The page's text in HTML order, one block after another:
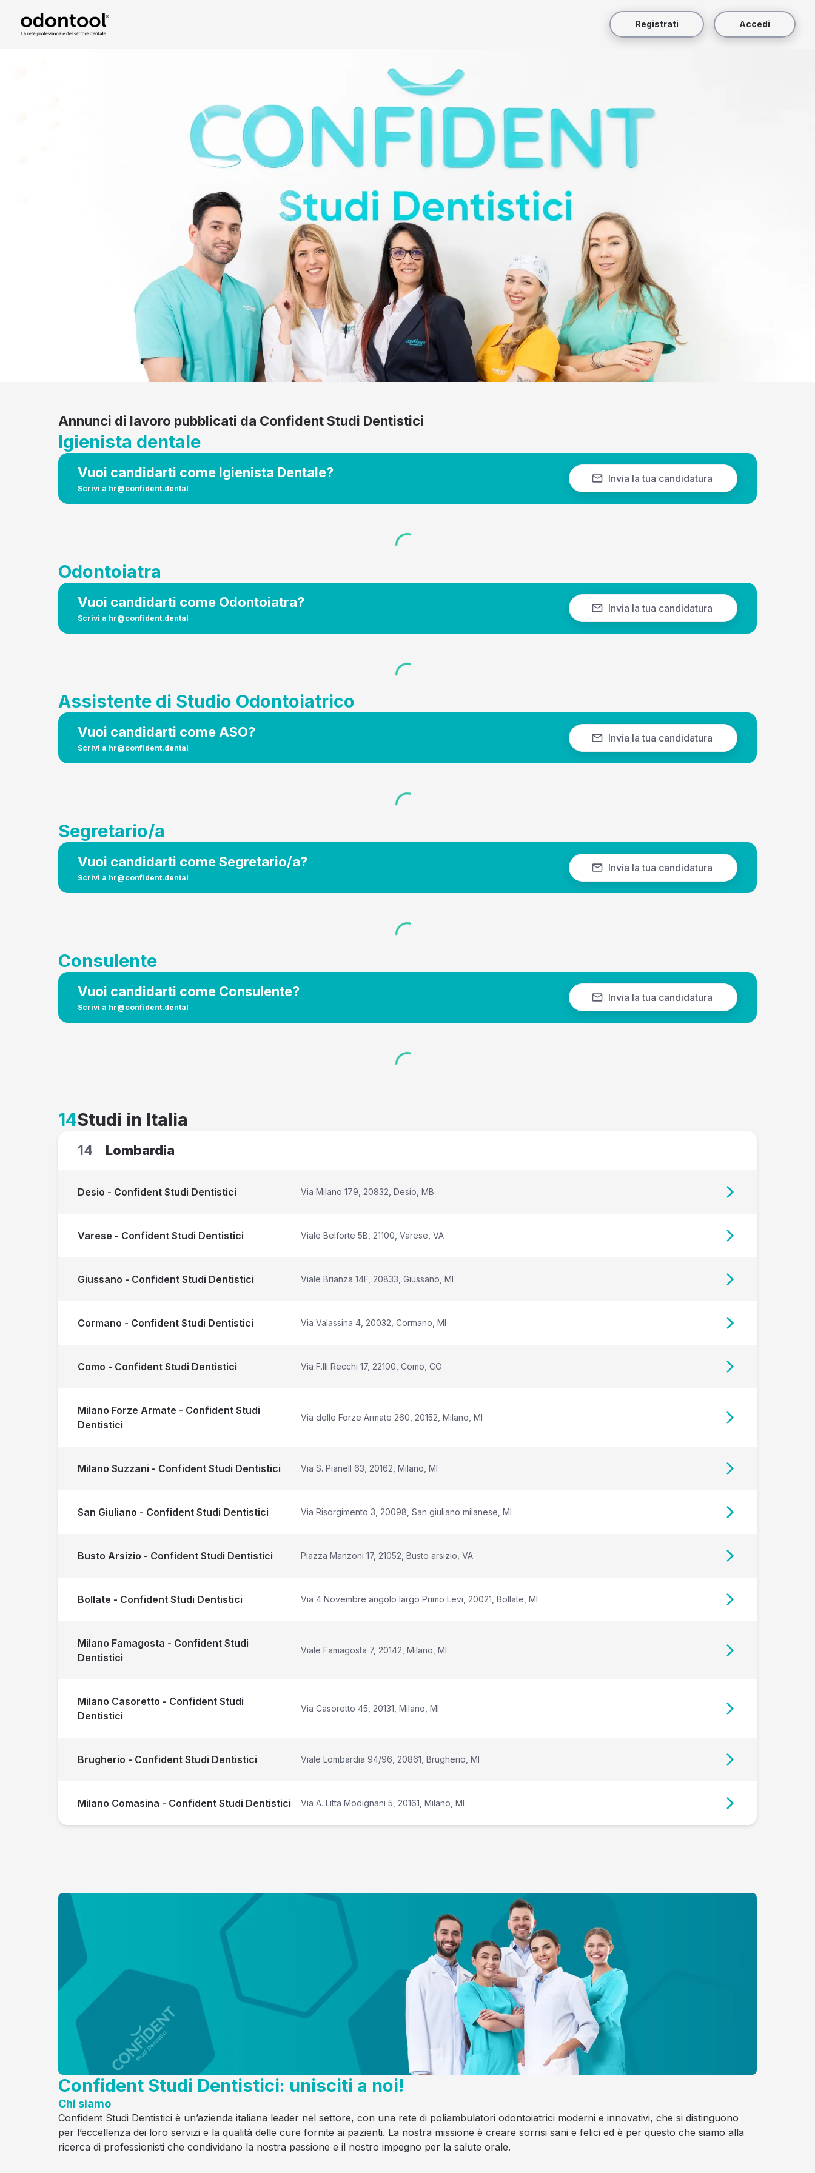
Registrati Accedi
Annunci di lavoro pubblicati da Confident Studi Dentistici
Igienista dentale
Vuoi candidarti come Igienista Dentale?
Scrivi a hr@confident.dental
Invia la tua candidatura
Odontoiatra
Vuoi candidarti come Odontoiatra?
Scrivi a hr@confident.dental
Invia la tua candidatura
Assistente di Studio Odontoiatrico
Vuoi candidarti come ASO?
Scrivi a hr@confident.dental
Invia la tua candidatura
Segretario/a
Vuoi candidarti come Segretario/a?
Scrivi a hr@confident.dental
Invia la tua candidatura
Consulente
Vuoi candidarti come Consulente?
Scrivi a hr@confident.dental
Invia la tua candidatura
14Studi in Italia
14 Lombardia
Desio - Confident Studi Dentistici Via Milano 179, 20832, Desio, MB
Varese - Confident Studi Dentistici Viale Belforte 5B, 21100, Varese, VA
Giussano - Confident Studi Dentistici Viale Brianza 14F, 20833, Giussano, MI
Cormano - Confident Studi Dentistici Via Valassina 4, 20032, Cormano, MI
Como - Confident Studi Dentistici Via F.lli Recchi 17, 22100, Como, CO
Milano Forze Armate - Confident Studi
Dentistici
Via delle Forze Armate 260, 20152, Milano, MI
Milano Suzzani - Confident Studi Dentistici Via S. Pianell 63, 20162, Milano, MI
San Giuliano - Confident Studi Dentistici Via Risorgimento 3, 20098, San giuliano milanese, MI
Busto Arsizio - Confident Studi Dentistici Piazza Manzoni 17, 21052, Busto arsizio, VA
Bollate - Confident Studi Dentistici Via 4 Novembre angolo largo Primo Levi, 20021, Bollate, MI
Milano Famagosta - Confident Studi
Dentistici
Viale Famagosta 7, 20142, Milano, MI
Milano Casoretto - Confident Studi
Dentistici
Via Casoretto 45, 20131, Milano, MI
Brugherio - Confident Studi Dentistici Viale Lombardia 94/96, 20861, Brugherio, MI
Milano Comasina - Confident Studi Dentistici Via A. Litta Modignani 5, 20161, Milano, MI
Confident Studi Dentistici: unisciti a noi!
Chi siamo
Confident Studi Dentistici è un’azienda italiana leader nel settore, con una rete di poliambulatori odontoiatrici moderni e innovativi, che si distinguono
per l’eccellenza dei loro servizi e la qualità delle cure fornite ai pazienti. La nostra missione è creare sorrisi sani e felici ed è per questo che siamo alla
ricerca di professionisti che condividano la nostra passione e il nostro impegno per la salute orale.